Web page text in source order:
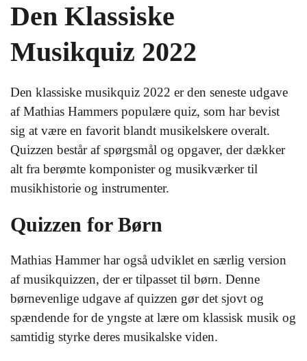
Den Klassiske
Musikquiz 2022
Den klassiske musikquiz 2022 er den seneste udgave
af Mathias Hammers populære quiz, som har bevist
sig at være en favorit blandt musikelskere overalt.
Quizzen består af spørgsmål og opgaver, der dækker
alt fra berømte komponister og musikværker til
musikhistorie og instrumenter.
Quizzen for Børn
Mathias Hammer har også udviklet en særlig version
af musikquizzen, der er tilpasset til børn. Denne
børnevenlige udgave af quizzen gør det sjovt og
spændende for de yngste at lære om klassisk musik og
samtidig styrke deres musikalske viden.